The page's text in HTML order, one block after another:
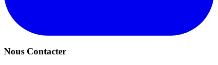
Nous Contacter